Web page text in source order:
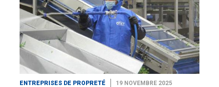
ENTREPRISES DE PROPRETÉ 19 NOVEMBRE 2025